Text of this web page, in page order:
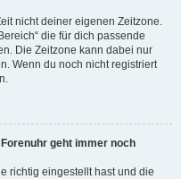
nicht deiner eigenen Zeitzone.
die für dich passende
Die Zeitzone kann dabei nur
Wenn du noch nicht registriert
geht immer noch
richtig eingestellt hast und die